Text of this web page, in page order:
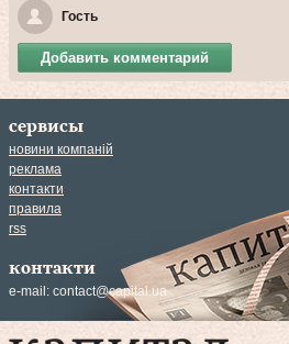
Гость
Добавить комментарий
сервисы
новини компаній
реклама
контакти
правила
rss
контакти
e-mail: contact@capital.ua